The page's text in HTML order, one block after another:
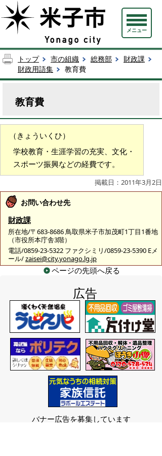
メニュー
トップ 市の組織 総務部
財政課
財政用語集
教育費
教育費
（きょういくひ）
学校教育・生涯学習の充実、文化・
スポーツ振興などの経費です。
掲載日：2011年3月2日
お問い合わせ先
財政課
所在地/〒683-8686 鳥取県米子市加茂町1丁目1番地
（市役所本庁舎3階）
電話/0859-23-5322 ファクシミリ/0859-23-5390 Eメ
ール/zaisei@city.yonago.lg.jp
ページの先頭へ戻る
広告
バナー広告を募集しています